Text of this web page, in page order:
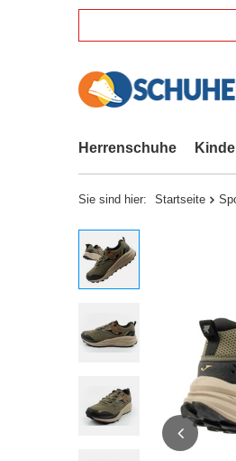
Herrenschuhe
Sie sind hier: Startseite